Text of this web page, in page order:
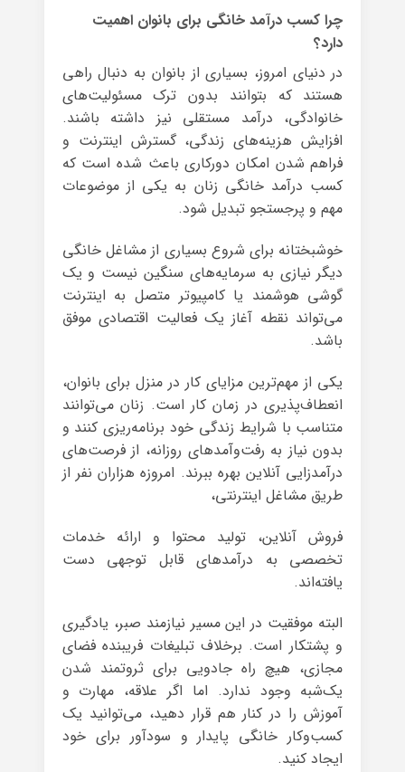
چرا کسب درآمد خانگی برای بانوان اهمیت
دارد؟
در دنیای امروز، بسیاری از بانوان به دنبال راهی
هستند که بتوانند بدون ترک مسئولیت‌های
خانوادگی، درآمد مستقلی نیز داشته باشند.
افزایش هزینه‌های زندگی، گسترش اینترنت و
فراهم شدن امکان دورکاری باعث شده است که
کسب درآمد خانگی زنان به یکی از موضوعات
مهم و پرجستجو تبدیل شود.
خوشبختانه برای شروع بسیاری از مشاغل خانگی
دیگر نیازی به سرمایه‌های سنگین نیست و یک
گوشی هوشمند یا کامپیوتر متصل به اینترنت
می‌تواند نقطه آغاز یک فعالیت اقتصادی موفق
باشد.
یکی از مهم‌ترین مزایای کار در منزل برای بانوان،
انعطاف‌پذیری در زمان کار است. زنان می‌توانند
متناسب با شرایط زندگی خود برنامه‌ریزی کنند و
بدون نیاز به رفت‌وآمدهای روزانه، از فرصت‌های
درآمدزایی آنلاین بهره ببرند. امروزه هزاران نفر از
طریق مشاغل اینترنتی،
فروش آنلاین، تولید محتوا و ارائه خدمات
تخصصی به درآمدهای قابل توجهی دست
یافته‌اند.
البته موفقیت در این مسیر نیازمند صبر، یادگیری
و پشتکار است. برخلاف تبلیغات فریبنده فضای
مجازی، هیچ راه جادویی برای ثروتمند شدن
یک‌شبه وجود ندارد. اما اگر علاقه، مهارت و
آموزش را در کنار هم قرار دهید، می‌توانید یک
کسب‌وکار خانگی پایدار و سودآور برای خود
ایجاد کنید.